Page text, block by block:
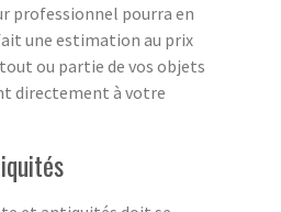
professionnel pourra en
une estimation au prix
ou partie de vos objets
directement à votre